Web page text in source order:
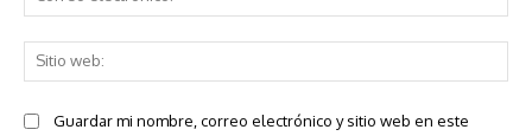
Guardar mi nombre, correo electrónico y sitio web en este